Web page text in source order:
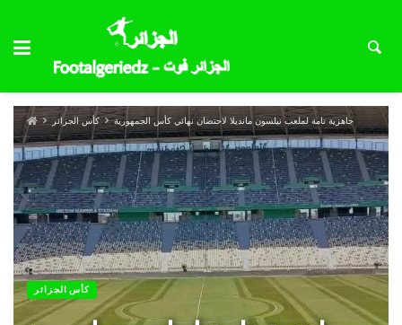
كأس الجزائر جاهزية تامة لملعب نيلسون مانديلا لاحتضان نهائي كأس الجمهورية
كأس الجزائر